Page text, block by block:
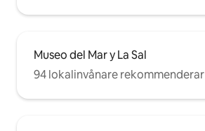
Museo del Mar y La Sal
94 lokalinvånare rekommenderar